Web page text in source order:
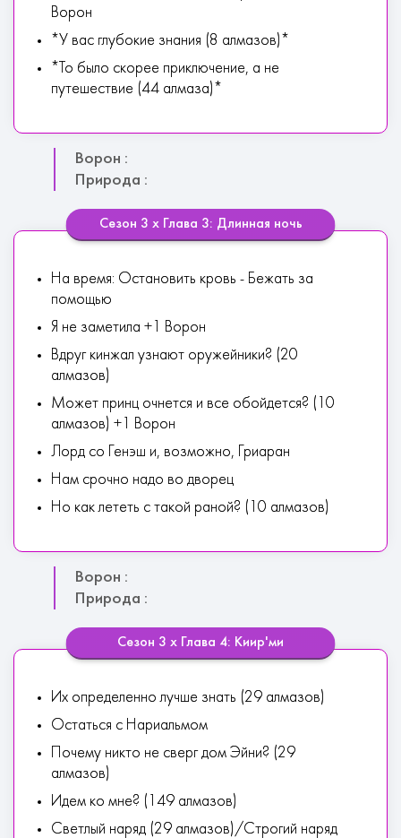
Ворон
*У вас глубокие знания (8 алмазов)*
*То было скорее приключение, а не
путешествие (44 алмаза)*
Ворон :
Природа :
Сезон 3 х Глава 3: Длинная ночь
На время: Остановить кровь - Бежать за
помощью
Я не заметила +1 Ворон
Вдруг кинжал узнают оружейники? (20
алмазов)
Может принц очнется и все обойдется? (10
алмазов) +1 Ворон
Лорд со Генэш и, возможно, Гриаран
Нам срочно надо во дворец
Но как лететь с такой раной? (10 алмазов)
Ворон :
Природа :
Сезон 3 х Глава 4: Киир'ми
Их определенно лучше знать (29 алмазов)
Остаться с Нариальмом
Почему никто не сверг дом Эйни? (29
алмазов)
Идем ко мне? (149 алмазов)
Светлый наряд (29 алмазов)/Строгий наряд